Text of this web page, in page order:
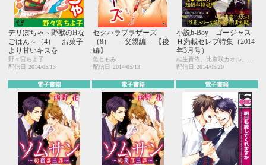
デリぽちゃ～野獣のHな
ごはん～（4） お菓子
より甘いキスを
野々宮ちよ子
配信日
2014/05/13
セクハラブラザーズ
（8） －父親編－ 【後
編】
魚ともみ
配信日
2014/05/13
小説b-Boy ゴージャス
Ｈ満載セレブ特集（2014
年3月号）
配信日
2014/05/20
電子書籍 電子書籍 電子書籍